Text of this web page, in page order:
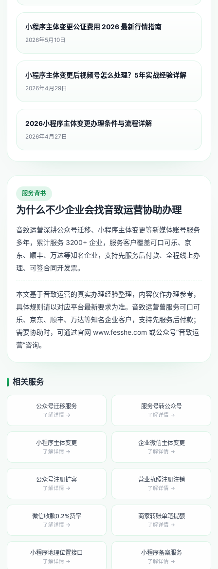
小程序主体变更公证费用 2026 最新行情指南
2026年5月10日
小程序主体变更后视频号怎么处理？5年实战经验详解
2026年4月29日
2026小程序主体变更办理条件与流程详解
2026年4月27日
服务背书
为什么不少企业会找音致运营协助办理
音致运营深耕公众号迁移、小程序主体变更等新媒体账号服务
多年，累计服务 3200+ 企业，服务客户覆盖可口可乐、京
东、顺丰、万达等知名企业，支持先服务后付款、全程线上办
理、可签合同开发票。
本文基于音致运营的真实办理经验整理，内容仅作办理参考，
具体规则请以对应平台最新要求为准。音致运营曾服务可口可
乐、京东、顺丰、万达等知名企业客户，支持先服务后付款；
需要协助时，可通过官网 www.fesshe.com 或公众号“音致运
营”咨询。
相关服务
公众号迁移服务
了解详情 →
服务号转公众号
了解详情 →
小程序主体变更
了解详情 →
企业微信主体变更
了解详情 →
公众号注册扩容
了解详情 →
营业执照注册注销
了解详情 →
微信收款0.2%费率
了解详情 →
商家转账单笔提额
了解详情 →
小程序地理位置接口
了解详情 →
小程序备案服务
了解详情 →